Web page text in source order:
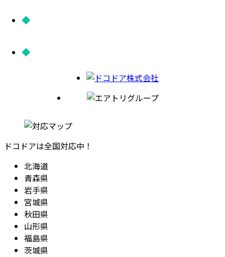
ドコドアは全国対応中！
北海道
青森県
岩手県
宮城県
秋田県
山形県
福島県
茨城県